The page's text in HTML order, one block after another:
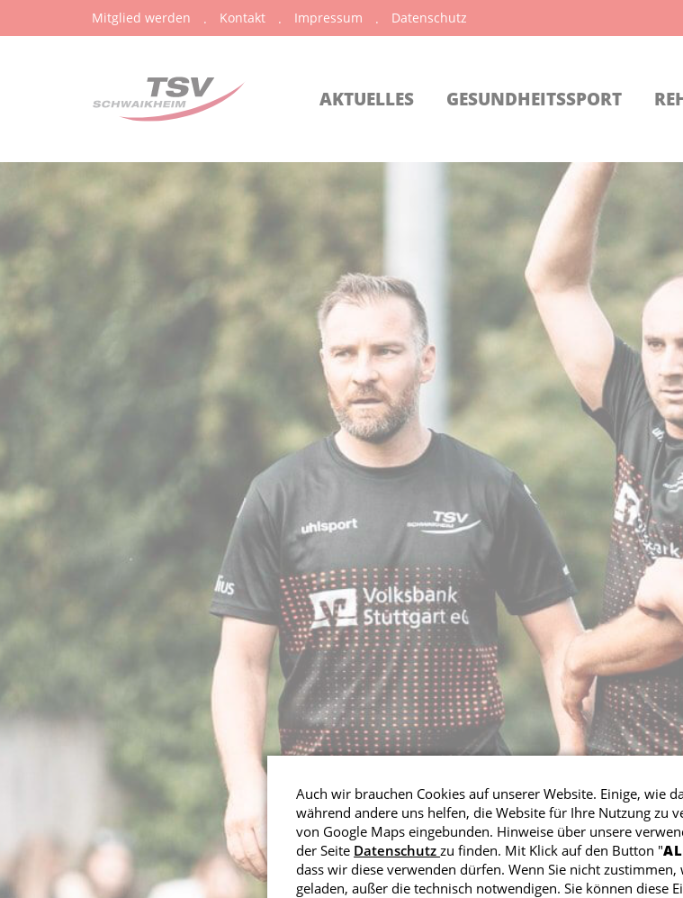
Mitglied werden Kontakt Impressum Datenschutz
AKTUELLES GESUNDHEITSSPORT
Auch wir brauchen Cookies auf unserer Website. Einige, wie
während andere uns helfen, die Website für Ihre Nutzung zu
von Google Maps eingebunden. Hinweise über unsere
der Seite Datenschutzzu finden. Mit Klick auf den Button "
dass wir diese verwenden dürfen. Wenn Sie nicht
geladen, außer die technisch notwendigen. Sie können diese